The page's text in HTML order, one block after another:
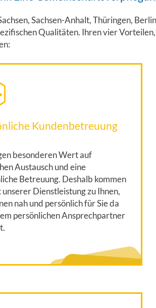
Sachsen-Anhalt, Thüringen,
Qualitäten. Ihren vier
Kundenbetreuung
besonderen Wert auf
Austausch und eine
Betreuung. Deshalb kommen
Dienstleistung zu Ihnen,
nah und persönlich für Sie da
persönlichen Ansprechpartner